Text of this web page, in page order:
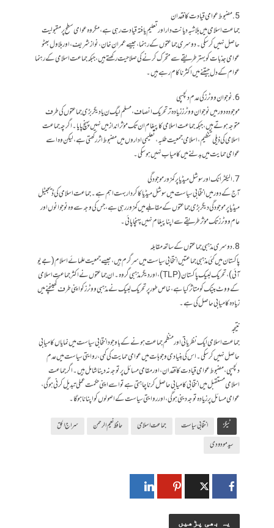
5. مضبوط عوامی قیادت کا فقدان
جماعت اسلامی میں بلاشبہ دیانت دار اور تعلیم یافتہ قیادت رہی ہے، مگر وہ عوامی سطح پر مقبولیت
حاصل نہیں کر سکی۔ دوسری جماعتوں کے رہنما، جیسے عمران خان، نواز شریف، اور بلاول بھٹو
عوامی جذبات کو بہتر طریقے سے متحرک کرنے کی صلاحیت رکھتے ہیں، جبکہ جماعت اسلامی کے رہنما
عوام کے دل جیتنے میں اکثر ناکام رہے ہیں۔
6. نوجوان ووٹرز کی عدم دلچسپی
موجودہ دور میں نوجوان ووٹرز زیادہ تر تحریک انصاف، مسلم لیگ ن یا دیگر بڑی جماعتوں کی طرف
متوجہ ہوتے ہیں، جبکہ جماعت اسلامی کا پیغام ان تک مؤثر انداز میں نہیں پہنچ پایا۔ اگرچہ جماعت
اسلامی کی ذیلی تنظیم، اسلامی جمعیت طلبہ، تعلیمی اداروں میں مضبوط اثر رکھتی ہے، لیکن وہ اسے
عوامی حمایت میں بدلنے میں کامیاب نہیں ہو سکی۔
7. الیکٹرانک اور سوشل میڈیا پر کمزور موجودگی
آج کے دور میں انتخابی سیاست میں سوشل میڈیا کا کردار بہت اہم ہے۔ جماعت اسلامی کی ڈیجیٹل
میڈیا پر موجودگی دیگر بڑی جماعتوں کے مقابلے میں کمزور رہی ہے، جس کی وجہ سے وہ نوجوانوں اور
عام ووٹرز تک مؤثر طریقے سے اپنا پیغام نہیں پہنچا پائی۔
8. دوسری مذہبی جماعتوں کے ساتھ مقابلہ
پاکستان میں کئی مذہبی جماعتیں انتخابی سیاست میں سرگرم ہیں، جیسے جمعیت علمائے اسلام (جے یو
آئی)، تحریک لبیک پاکستان (TLP)، اور دیگر مذہبی گروہ۔ ان جماعتوں نے اکثر جماعت اسلامی
کے ووٹ بینک کو متاثر کیا ہے، خاص طور پر تحریک لبیک نے مذہبی ووٹرز کو اپنی طرف کھینچنے میں
زیادہ کامیابی حاصل کی ہے۔
نتیجہ
جماعت اسلامی ایک نظریاتی اور منظم جماعت ہونے کے باوجود انتخابی سیاست میں نمایاں کامیابی
حاصل نہیں کر سکی۔ اس کی بنیادی وجوہات میں عوامی حمایت کی کمی، روایتی سیاست میں عدم
دلچسپی، مضبوط عوامی قیادت کا فقدان، اور مقامی مسائل پر توجہ نہ دینا شامل ہیں۔ اگر جماعت
اسلامی مستقبل میں انتخابی کامیابی حاصل کرنا چاہتی ہے تو اسے اپنی حکمت عملی تبدیل کرنی ہوگی،
عوامی مسائل پر زیادہ توجہ دینی ہوگی، اور روایتی سیاست کے اصولوں کو اپنانا ہوگا۔
ٹیگز انتخابی سیاست جماعت اسلامی حافظ نعیم الرحمن
سراج الحق
سید مودودی
یہ بھی پڑھیں